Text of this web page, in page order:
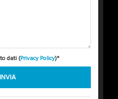
dati (Privacy Policy)*